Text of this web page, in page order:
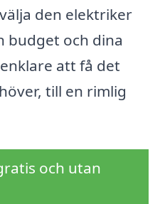
den elektriker
budget och dina
att få det
till en rimlig
och utan